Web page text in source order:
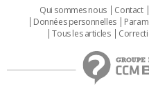
Qui sommes nous Contact
Données personnelles
Tous les articles